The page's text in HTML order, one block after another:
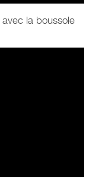
avec la boussole